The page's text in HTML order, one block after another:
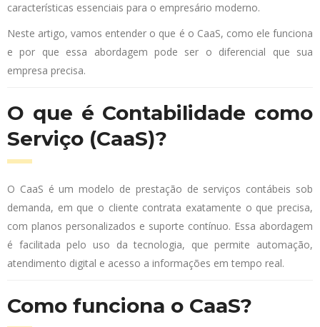
características essenciais para o empresário moderno.
Neste artigo, vamos entender o que é o CaaS, como ele funciona
e por que essa abordagem pode ser o diferencial que sua
empresa precisa.
O que é Contabilidade como
Serviço (CaaS)?
O CaaS é um modelo de prestação de serviços contábeis sob
demanda, em que o cliente contrata exatamente o que precisa,
com planos personalizados e suporte contínuo. Essa abordagem
é facilitada pelo uso da tecnologia, que permite automação,
atendimento digital e acesso a informações em tempo real.
Como funciona o CaaS?